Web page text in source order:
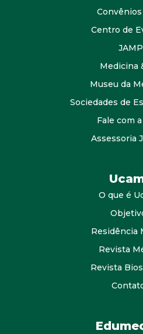
Centro de
JAMP
Medicina
Museu da
Sociedades de
Fale com
Assessoria
O que é
Residência
Revista
Revista